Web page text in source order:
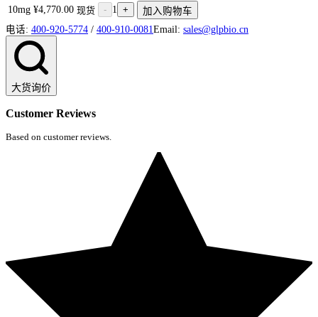
10mg ¥4,770.00 现货 - 1 +
加入购物车
电话: 400-920-5774 / 400-910-0081 Email: sales@glpbio.cn
大货询价
Customer Reviews
Based on customer reviews.